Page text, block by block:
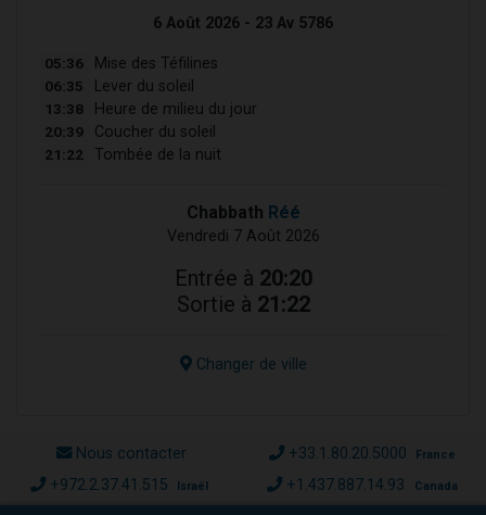
6 Août 2026 - 23 Av 5786
05:36 Mise des Téfilines
06:35 Lever du soleil
13:38 Heure de milieu du jour
20:39 Coucher du soleil
21:22 Tombée de la nuit
Chabbath Réé
Vendredi 7 Août 2026
Entrée à 20:20
Sortie à 21:22
Changer de ville
Nous contacter +33.1.80.20.5000 France
+972.2.37.41.515 Israël +1.437.887.14.93 Canada